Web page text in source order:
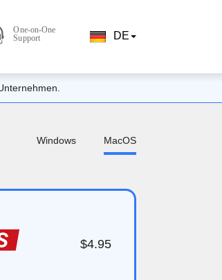
DE
Windows MacOS
$4.95